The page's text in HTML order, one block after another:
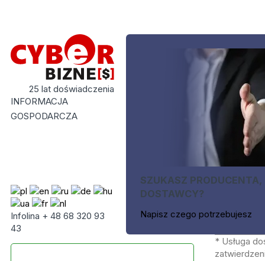
25 lat doświadczenia
INFORMACJA
GOSPODARCZA
Infolina + 48 68 320 93
43
SZUKASZ PRODUCENTA,
DOSTAWCY?
Napisz czego potrzebujesz
* Usługa